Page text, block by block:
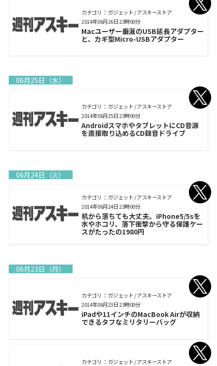
カテゴリ： ガジェット / アスキーストア
Macユーザー垂涎のUSB延長アダプター
と、カギ型Micro-USBアダプター
2014年06月26日 23時00分
06月25日（水）
カテゴリ： ガジェット / アスキーストア
AndroidスマホやタブレットにCD音源
を直接取り込めるCD録音ドライブ
2014年06月25日 23時00分
06月24日（火）
カテゴリ： ガジェット / アスキーストア
机から落ちても大丈夫。iPhone5/5sを
水やホコリ、落下衝撃から守る保護ケー
スがたったの1980円
2014年06月24日 23時00分
06月23日（月）
カテゴリ： ガジェット / アスキーストア
iPadや11インチのMacBook Airが収納
できるタフなミリタリーバッグ
2014年06月23日 23時00分
カテゴリ： ガジェット / アスキーストア